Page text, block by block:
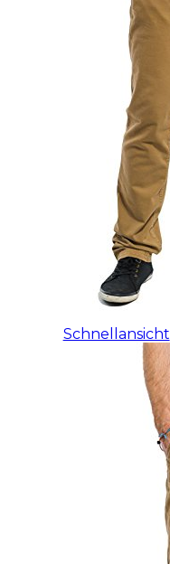
Schnellansicht